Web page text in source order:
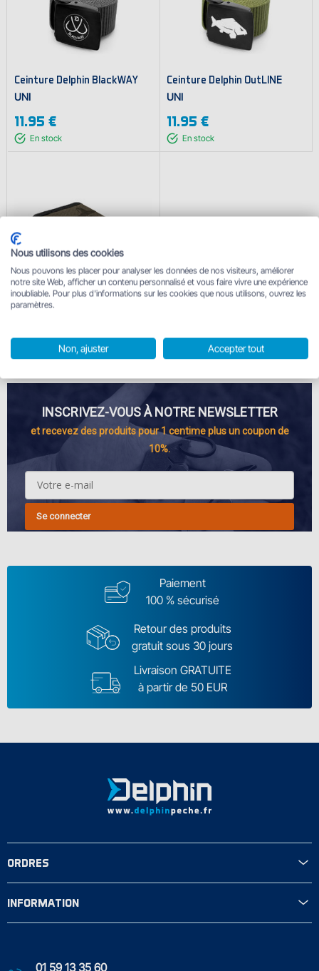
Ceinture Delphin BlackWAY
UNI
11.95 €
En stock
Ceinture Delphin OutLINE
UNI
11.95 €
En stock
Porte-monnaie Delphin CASH
En stock
INSCRIVEZ-VOUS À NOTRE NEWSLETTER
et recevez des produits pour 1 centime plus un coupon de
10%.
Se connecter
Paiement
100 % sécurisé
Retour des produits
gratuit sous 30 jours
Livraison GRATUITE
à partir de 50 EUR
01 59 13 35 60
ORDRES
INFORMATION
Nous utilisons des cookies
Nous pouvons les placer pour analyser les données de nos visiteurs, améliorer
notre site Web, afficher un contenu personnalisé et vous faire vivre une expérience
inoubliable. Pour plus d'informations sur les cookies que nous utilisons, ouvrez les
paramètres.
Non, ajuster Accepter tout